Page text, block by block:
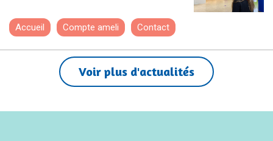
Accueil Compte ameli Contact
Voir plus d'actualités